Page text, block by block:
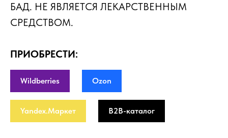
БАД. НЕ ЯВЛЯЕТСЯ ЛЕКАРСТВЕННЫМ
СРЕДСТВОМ.
ПРИОБРЕСТИ:
Wildberries Ozon
Yandex.Маркет B2B-каталог